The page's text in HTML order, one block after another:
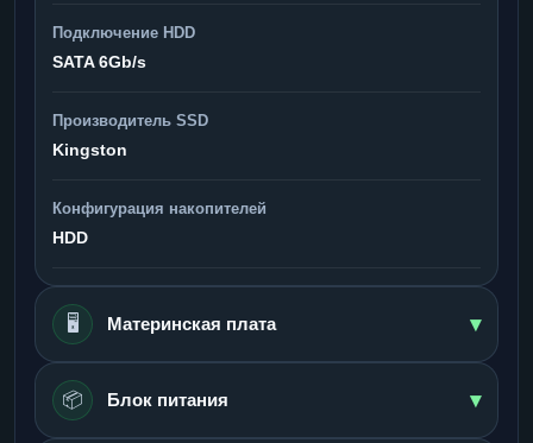
Подключение HDD
SATA 6Gb/s
Производитель SSD
Kingston
Конфигурация накопителей
HDD
🖥️ Материнская плата ▾
📦 Блок питания ▾